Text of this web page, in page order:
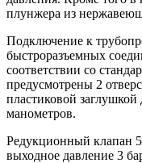
плунжера из
Подключение к
быстроразъемных
соответствии со
предусмотрены 2
пластиковой
манометров.
Редукционный клапан
выходное давление 3